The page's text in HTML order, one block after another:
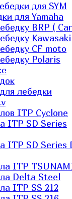
для SYM
для Yamaha
BRP (
Kawasaki
СF moto
Polaris
лебедки
ITP Cyclone
ITP SD Series
ITP SD Series
ITP
Delta Steel
ITP SS 212